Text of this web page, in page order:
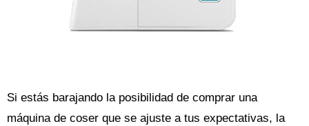
Si estás barajando la posibilidad de comprar una
máquina de coser que se ajuste a tus expectativas, la